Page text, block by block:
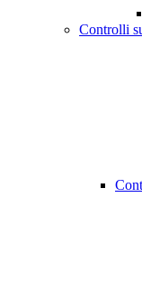
Controlli